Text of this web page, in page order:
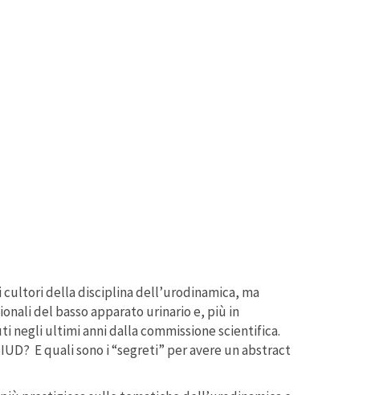
della disciplina dell’urodinamica, ma
del basso apparato urinario e, più in
negli ultimi anni dalla commissione scientifica.
E quali sono i “segreti” per avere un abstract